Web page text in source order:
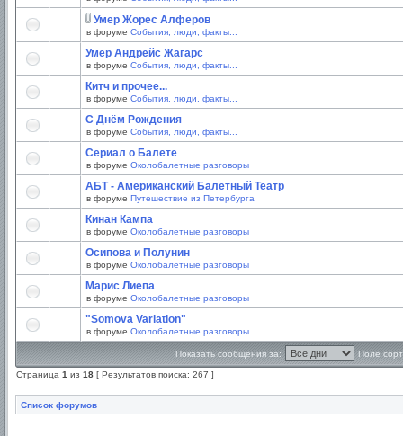
Умер Жорес Алферов
в форуме События, люди, факты...
Умер Андрейс Жагарс
в форуме События, люди, факты...
Китч и прочее...
в форуме События, люди, факты...
С Днём Рождения
в форуме События, люди, факты...
Сериал о Балете
в форуме Околобалетные разговоры
АБТ - Американский Балетный Театр
в форуме Путешествие из Петербурга
Кинан Кампа
в форуме Околобалетные разговоры
Осипова и Полунин
в форуме Околобалетные разговоры
Марис Лиепа
в форуме Околобалетные разговоры
"Somova Variation"
в форуме Околобалетные разговоры
Показать сообщения за: Поле
Страница 1 из 18 [ Результатов поиска: 267 ]
Список форумов